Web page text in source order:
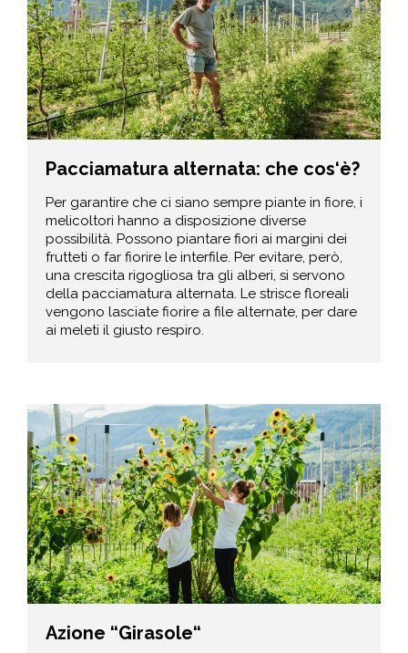
Pacciamatura alternata: che cos‘è?
Per garantire che ci siano sempre piante in fiore, i
melicoltori hanno a disposizione diverse
possibilità. Possono piantare fiori ai margini dei
frutteti o far fiorire le interfile. Per evitare, però,
una crescita rigogliosa tra gli alberi, si servono
della pacciamatura alternata. Le strisce floreali
vengono lasciate fiorire a file alternate, per dare
ai meleti il giusto respiro.
Azione “Girasole“